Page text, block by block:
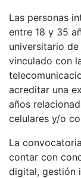
Las personas
entre 18 y 35
universitario
vinculado con
acreditar una
años
celulares y/o
La
contar con
digital, gestión